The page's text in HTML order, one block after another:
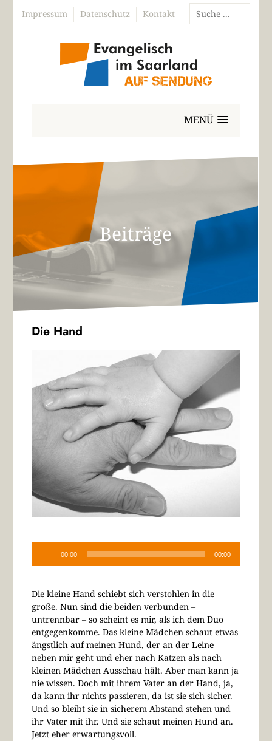
Impressum Datenschutz Kontakt
MENÜ
Beiträge
Die Hand
Audio-
00:00 00:00
Die kleine Hand schiebt sich verstohlen in die
große. Nun sind die beiden verbunden –
untrennbar – so scheint es mir, als ich dem Duo
entgegenkomme. Das kleine Mädchen schaut etwas
ängstlich auf meinen Hund, der an der Leine
neben mir geht und eher nach Katzen als nach
kleinen Mädchen Ausschau hält. Aber man kann ja
nie wissen. Doch mit ihrem Vater an der Hand, ja,
da kann ihr nichts passieren, da ist sie sich sicher.
Und so bleibt sie in sicherem Abstand stehen und
ihr Vater mit ihr. Und sie schaut meinen Hund an.
Jetzt eher erwartungsvoll.